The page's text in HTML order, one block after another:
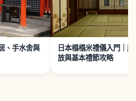
、手水舍與
日本榻榻米禮儀入門｜
放與基本禮節攻略